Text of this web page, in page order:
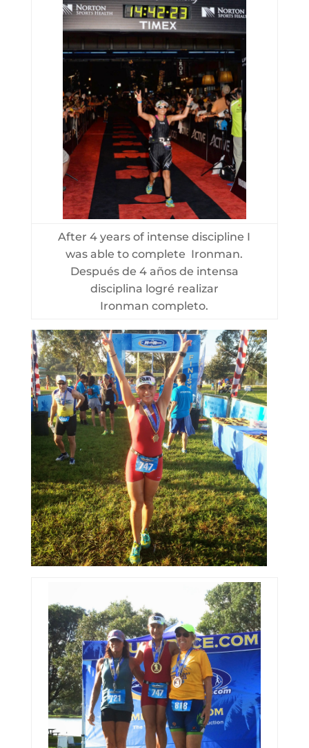
After 4 years of intense discipline I
was able to complete Ironman.
Después de 4 años de intensa
disciplina logré realizar
Ironman completo.